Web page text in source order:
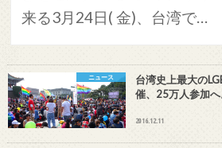
来る3月24日( 金)、台湾で…
ニュース
台湾史上最大の
催、25万人参加へ
2016.12.11